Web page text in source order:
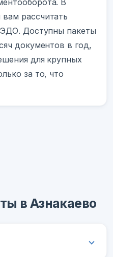
рассчитать
Доступны пакеты
документов в год,
для крупных
за то, что
в Азнакаево